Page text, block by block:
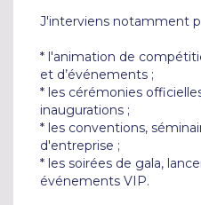
J'interviens notamment
* l'animation de
et d’événements ;
* les cérémonies
inaugurations ;
* les conventions,
d'entreprise ;
* les soirées de gala,
événements VIP.